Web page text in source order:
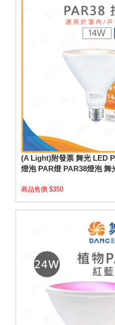
(A Light)附發票 舞光 LED
燈泡 PAR燈 PAR38燈泡 舞
商品售價 $350